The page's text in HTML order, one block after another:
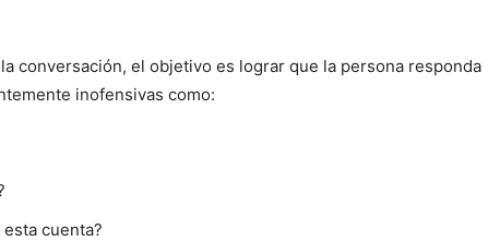
conversación, el objetivo es lograr que la persona responda
inofensivas como:
cuenta?